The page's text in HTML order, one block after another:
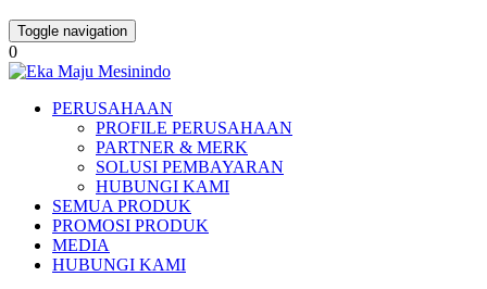
Toggle navigation
0
PERUSAHAAN
PROFILE PERUSAHAAN
PARTNER & MERK
SOLUSI PEMBAYARAN
HUBUNGI KAMI
SEMUA PRODUK
PROMOSI PRODUK
MEDIA
HUBUNGI KAMI